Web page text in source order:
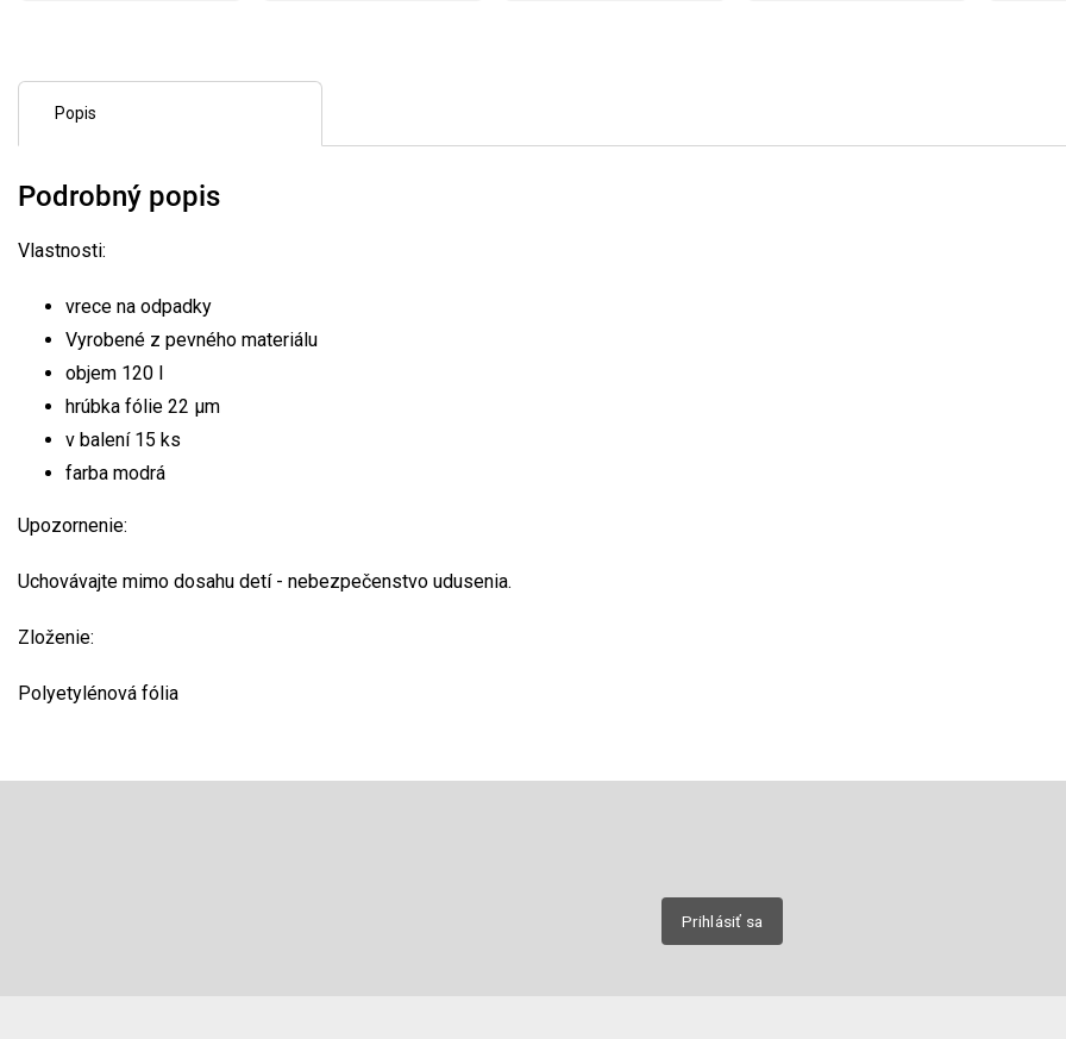
Popis
Podrobný popis
Vlastnosti:
vrece na odpadky
Vyrobené z pevného materiálu
objem 120 l
hrúbka fólie 22 µm
v balení 15 ks
farba modrá
Upozornenie:
Uchovávajte mimo dosahu detí - nebezpečenstvo udusenia.
Zloženie:
Polyetylénová fólia
Prihlásiť sa